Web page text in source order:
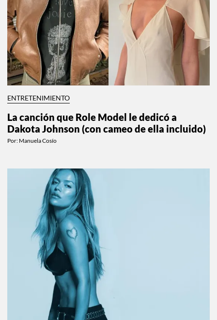
ENTRETENIMIENTO
La canción que Role Model le dedicó a
Dakota Johnson (con cameo de ella incluido)
Por: Manuela Cosío